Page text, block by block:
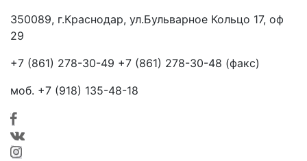
350089, г.Краснодар, ул.Бульварное Кольцо 17, оф
29
+7 (861) 278-30-49 +7 (861) 278-30-48 (факс)
моб. +7 (918) 135-48-18